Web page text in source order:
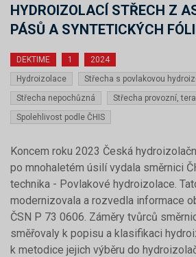
HYDROIZOLACÍ STŘECH Z
PÁSŮ A SYNTETICKÝCH FÓLIÍ
DEKTIME 1
2024
Hydroizolace
Střecha s povlakovou
Střecha nepochůzná
Střecha provozní,
Spolehlivost podle ČHIS
Koncem roku 2023 Česká
po mnohaletém úsilí vydala směrnici
technika - Povlakové hydroizolace.
modernizovala a rozvedla informace
ČSN P 73 0606. Záměry tvůrců
směřovaly k popisu a klasifikaci
k metodice jejich výběru do